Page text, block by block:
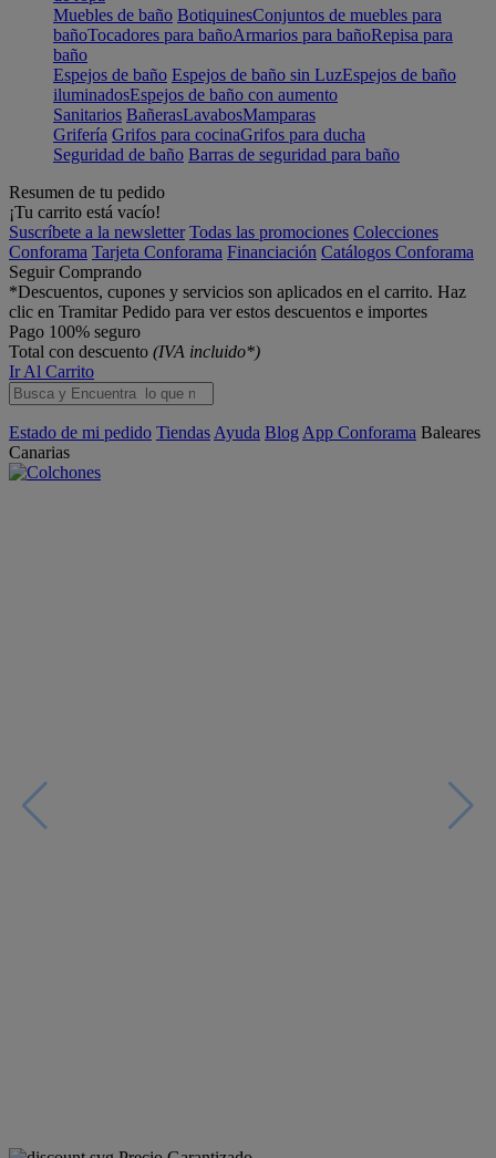
Muebles de baño BotiquinesConjuntos de muebles para
bañoTocadores para bañoArmarios para bañoRepisa para
baño
Espejos de baño Espejos de baño sin LuzEspejos de baño
iluminadosEspejos de baño con aumento
Sanitarios BañerasLavabosMamparas
Grifería Grifos para cocinaGrifos para ducha
Seguridad de baño Barras de seguridad para baño
Resumen de tu pedido
¡Tu carrito está vacío!
Suscríbete a la newsletter Todas las promociones Colecciones
Conforama Tarjeta Conforama Financiación Catálogos Conforama
Seguir Comprando
*Descuentos, cupones y servicios son aplicados en el carrito. Haz
clic en Tramitar Pedido para ver estos descuentos e importes
Pago 100% seguro
Total con descuento (IVA incluido*)
Ir Al Carrito
Estado de mi pedido Tiendas Ayuda Blog App Conforama Baleares
Canarias